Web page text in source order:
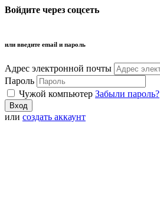
Войдите через соцсеть
или введите email и пароль
Адрес электронной почты
Пароль
Чужой компьютер Забыли пароль?
или создать аккаунт